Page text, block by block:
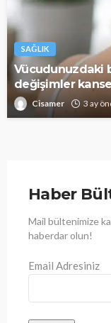
SAĞLIK
Vücudunuzdaki
değişimler
Cisamer 3 ay
Haber
Mail bültenimize
haberdar olun!
Email Adresiniz